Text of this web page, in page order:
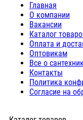
Главная
О компании
Вакансии
Каталог
Оплата и
Оптовикам
Все о
Контакты
Политика
Согласие на